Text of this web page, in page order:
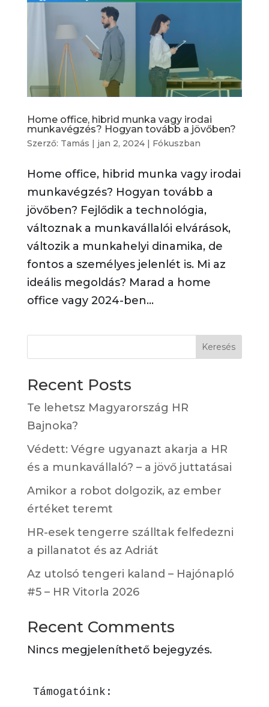
Home office, hibrid munka vagy irodai
munkavégzés? Hogyan tovább a jövőben?
Szerző: Tamás | jan 2, 2024| Fókuszban
Home office, hibrid munka vagy irodai
munkavégzés? Hogyan tovább a
jövőben? Fejlődik a technológia,
változnak a munkavállalói elvárások,
változik a munkahelyi dinamika, de
fontos a személyes jelenlét is. Mi az
ideális megoldás? Marad a home
office vagy 2024-ben...
Keresés
Recent Posts
Te lehetsz Magyarország HR
Bajnoka?
Védett: Végre ugyanazt akarja a HR
és a munkavállaló? – a jövő juttatásai
Amikor a robot dolgozik, az ember
értéket teremt
HR-esek tengerre szálltak felfedezni
a pillanatot és az Adriát
Az utolsó tengeri kaland – Hajónapló
#5 – HR Vitorla 2026
Recent Comments
Nincs megjeleníthető bejegyzés.
Támogatóink: